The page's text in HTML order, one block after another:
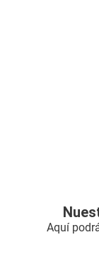
Aquí